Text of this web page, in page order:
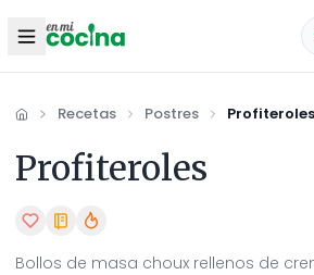
Inicio Recetas Postres Profiteroles
Profiteroles
Bollos de masa choux rellenos de